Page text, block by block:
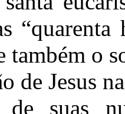
“quarenta
também o
de Jesus
suas